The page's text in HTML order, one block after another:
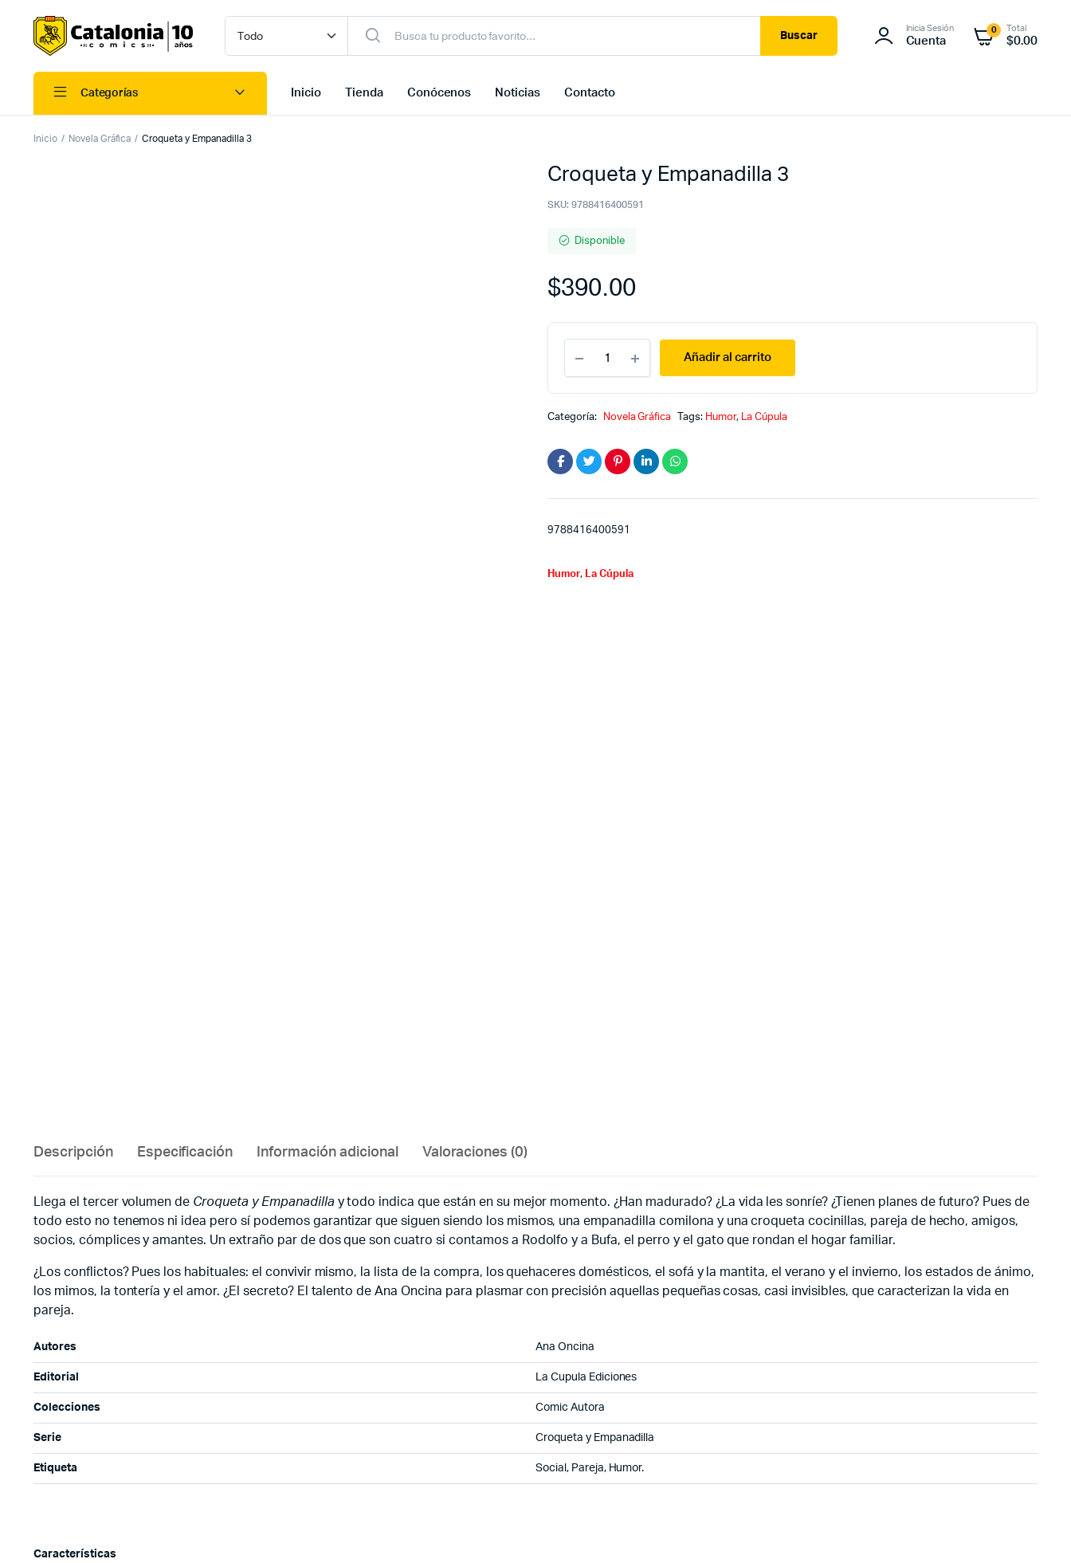
Buscar
Inicia Sesión
Cuenta
0 Total
$0.00
Categorías Inicio Tienda Conócenos Noticias Contacto
Inicio Novela Gráfica Croqueta y Empanadilla 3
Croqueta y Empanadilla 3
SKU: 9788416400591
Disponible
$390.00
Empanadilla
3
Añadir al carrito
Categoría: Novela Gráfica Tags: Humor, La Cúpula
9788416400591
Humor, La Cúpula
Descripción Especificación Información adicional Valoraciones (0)
Llega el tercer volumen de Croqueta y Empanadillay todo indica que están en su mejor momento. ¿Han madurado? ¿La vida les sonríe? ¿Tienen planes de futuro? Pues de
todo esto no tenemos ni idea pero sí podemos garantizar que siguen siendo los mismos, una empanadilla comilona y una croqueta cocinillas, pareja de hecho, amigos,
socios, cómplices y amantes. Un extraño par de dos que son cuatro si contamos a Rodolfo y a Bufa, el perro y el gato que rondan el hogar familiar.
¿Los conflictos? Pues los habituales: el convivir mismo, la lista de la compra, los quehaceres domésticos, el sofá y la mantita, el verano y el invierno, los estados de ánimo,
los mimos, la tontería y el amor. ¿El secreto? El talento de Ana Oncina para plasmar con precisión aquellas pequeñas cosas, casi invisibles, que caracterizan la vida en
pareja.
Autores Ana Oncina
Editorial La Cupula Ediciones
Colecciones Comic Autora
Serie Croqueta y Empanadilla
Etiqueta Social, Pareja, Humor.
Características